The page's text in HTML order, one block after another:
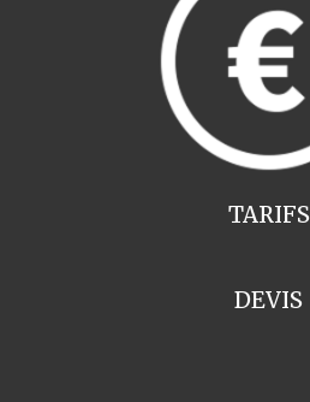
TARIFS
DEVIS